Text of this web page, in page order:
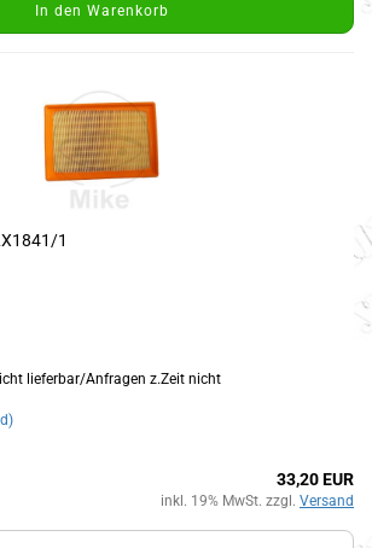
In den Warenkorb
1
z.Zeit nicht
33,20 EUR
inkl. 19% MwSt. zzgl. Versand